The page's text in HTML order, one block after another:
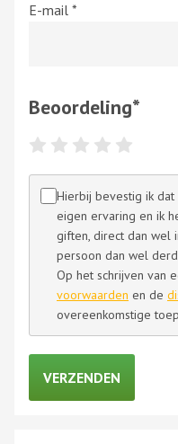
E-mail *
Beoordeling*
Hierbij bevestig ik
eigen ervaring en ik
giften, direct dan wel
persoon dan wel
Op het schrijven van
voorwaarden en de
overeenkomstige